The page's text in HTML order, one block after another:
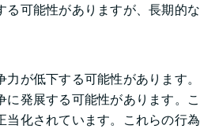
可能性がありますが、長期的な
が低下する可能性があります。
発展する可能性があります。こ
化されています。これらの行為